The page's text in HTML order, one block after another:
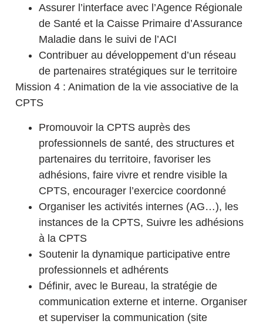
Assurer l’interface avec l’Agence Régionale
de Santé et la Caisse Primaire d’Assurance
Maladie dans le suivi de l’ACI
Contribuer au développement d’un réseau
de partenaires stratégiques sur le territoire
Mission 4 : Animation de la vie associative de la
CPTS
Promouvoir la CPTS auprès des
professionnels de santé, des structures et
partenaires du territoire, favoriser les
adhésions, faire vivre et rendre visible la
CPTS, encourager l’exercice coordonné
Organiser les activités internes (AG…), les
instances de la CPTS, Suivre les adhésions
à la CPTS
Soutenir la dynamique participative entre
professionnels et adhérents
Définir, avec le Bureau, la stratégie de
communication externe et interne. Organiser
et superviser la communication (site